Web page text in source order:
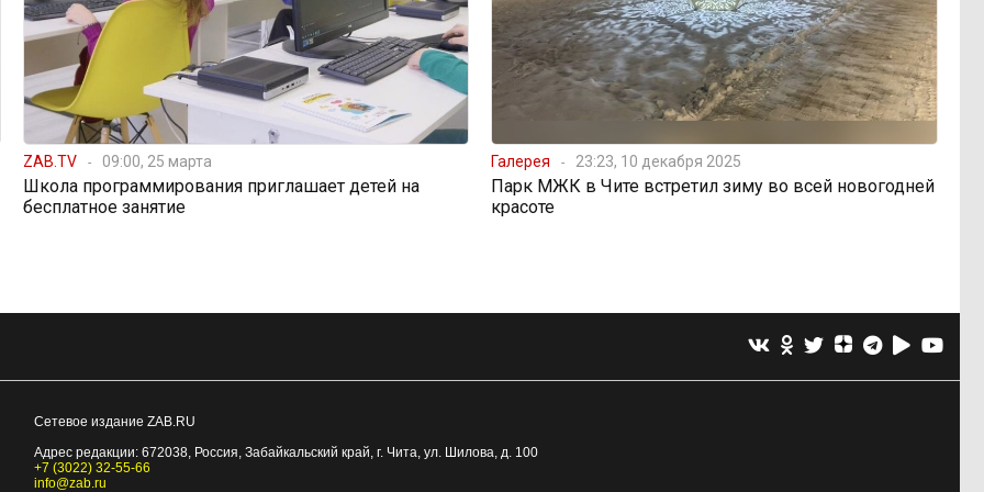
ZAB.TV 09:00, 25 марта
Школа программирования приглашает детей на
бесплатное занятие
Галерея 23:23, 10 декабря 2025
Парк МЖК в Чите встретил зиму во всей новогодней
красоте
Сетевое издание ZAB.RU
Адрес редакции: 672038, Россия, Забайкальский край, г. Чита, ул. Шилова, д. 100
+7 (3022) 32-55-66
info@zab.ru